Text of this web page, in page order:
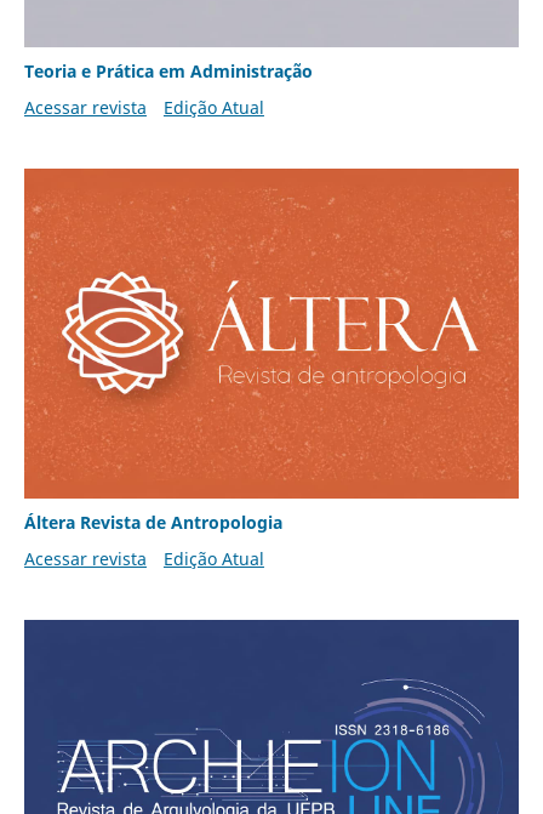
Teoria e Prática em Administração
Acessar revista
Edição Atual
Áltera Revista de Antropologia
Acessar revista
Edição Atual